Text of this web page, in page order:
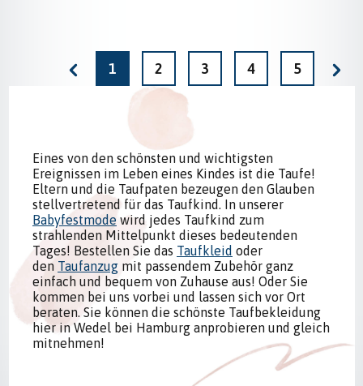
Seite
1 Seite
2 Seite
3 Seite
4 Seite
5
Eines von den schönsten und wichtigsten
Ereignissen im Leben eines Kindes ist die Taufe!
Eltern und die Taufpaten bezeugen den Glauben
stellvertretend für das Taufkind. In unserer
Babyfestmode wird jedes Taufkind zum
strahlenden Mittelpunkt dieses bedeutenden
Tages! Bestellen Sie das Taufkleid oder
den Taufanzug mit passendem Zubehör ganz
einfach und bequem von Zuhause aus! Oder Sie
kommen bei uns vorbei und lassen sich vor Ort
beraten. Sie können die schönste Taufbekleidung
hier in Wedel bei Hamburg anprobieren und gleich
mitnehmen!